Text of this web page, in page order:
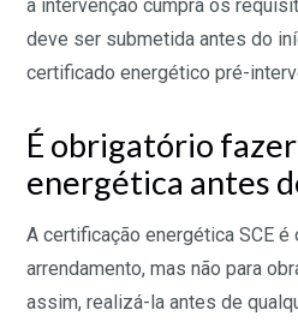
a intervenção cumpra os
deve ser submetida antes do
certificado energético pré-
É obrigatório
energética antes
A certificação energética SCE é
arrendamento, mas não para
assim, realizá-la antes de